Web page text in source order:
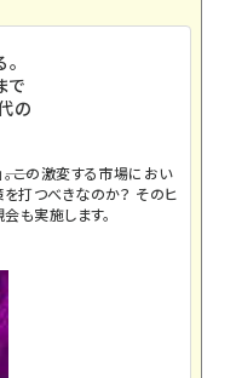
で
の
。この激変する市場におい
打つべきなのか？ そのヒ
も実施します。